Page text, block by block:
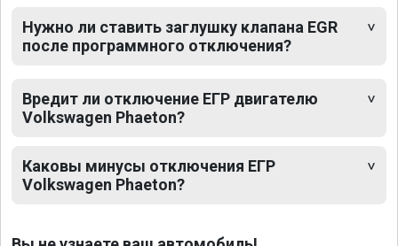
Нужно ли ставить заглушку клапана EGR
после программного отключения?
Вредит ли отключение ЕГР двигателю
Volkswagen Phaeton?
Каковы минусы отключения ЕГР
Volkswagen Phaeton?